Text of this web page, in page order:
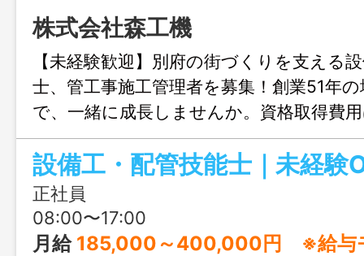
株式会社森工機
【未経験歓迎】別府の街づくりを支える
士、管工事施工管理者を募集！創業51年
で、一緒に成長しませんか。資格取得費
で、先輩のサポートのもと着実にスキル
す。賞与は年2回（3.5ヶ月分）＋決算賞
給中の嬉しい実績あり。週休2日で働き
温泉祭りなど地域のイベントにも関わる
る仕事です。
正社員
08:00〜17:00
月給 185,000～400,000円 ※給与